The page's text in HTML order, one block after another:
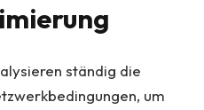
ständig die
um